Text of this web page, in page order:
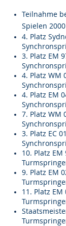
Teilnahme
Spielen
4. Platz
3. Platz EM
4. Platz WM
4. Platz EM
7. Platz WM
3. Platz EC
10. Platz EM
9. Platz EM
11. Platz EM